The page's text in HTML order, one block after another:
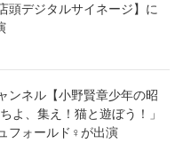
頭デジタルサイネージ】に
ンネル【小野賢章少年の昭
よ、集え！猫と遊ぼう！」
フォールド♀が出演